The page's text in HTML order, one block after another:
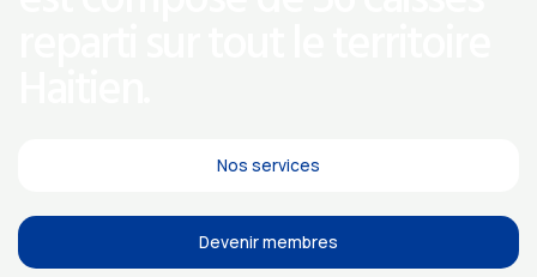
Nos services
Devenir membres